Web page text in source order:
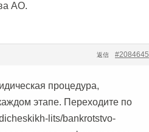
АО.
#2084645
返信
процедура,
этапе. Переходите по
lits/bankrotstvo-